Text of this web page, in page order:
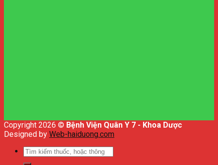
Copyright 2026 © Bệnh Viện Quân Y 7 - Khoa Dược
Designed by Web-haiduong.com
Tìm
kiếm: